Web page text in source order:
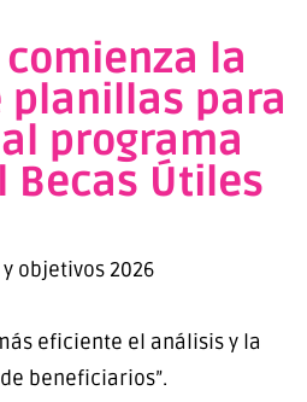
la
planillas para
programa
Becas Útiles
objetivos 2026
eficiente el análisis y la
beneficiarios”.